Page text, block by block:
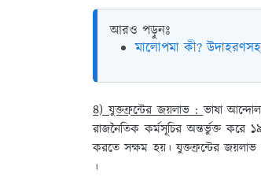
আরও পড়ুনঃ
মালোপমা কী?
৪) যুক্তফ্রন্টের জয়লাভ :ভাষা
রাজনৈতিক কর্মসূচির অন্তর্ভুক্ত করে
করতে সক্ষম হয়। যুক্তফ্রন্টের জয়লাভ
।